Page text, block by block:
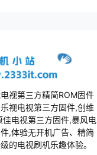
视第三方精简ROM固件
视电视第三方固件,创维
佳电视第三方固件,暴风电
,体验无开机广告、精简
的电视刷机乐趣体验。